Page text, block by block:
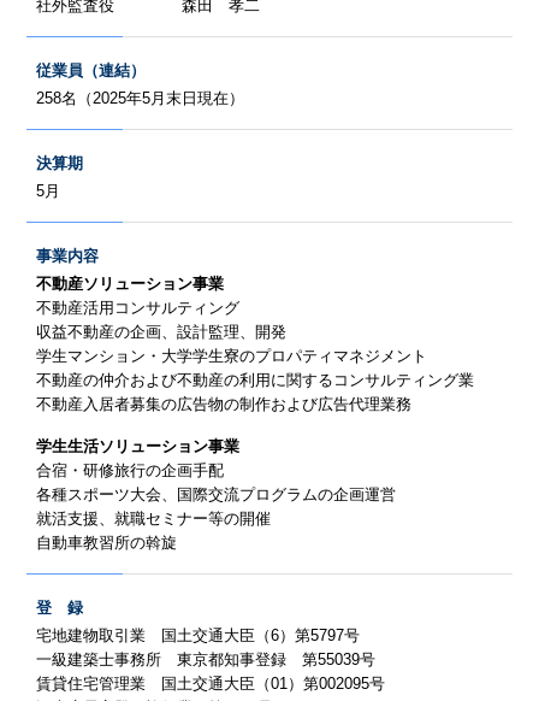
社外監査役
森田 孝二
従業員（連結）
258名（2025年5月末日現在）
決算期
5月
事業内容
不動産ソリューション事業
不動産活用コンサルティング
収益不動産の企画、設計監理、開発
学生マンション・大学学生寮のプロパティマネジメント
不動産の仲介および不動産の利用に関するコンサルティング業
不動産入居者募集の広告物の制作および広告代理業務
学生生活ソリューション事業
合宿・研修旅行の企画手配
各種スポーツ大会、国際交流プログラムの企画運営
就活支援、就職セミナー等の開催
自動車教習所の斡旋
登 録
宅地建物取引業 国土交通大臣（6）第5797号
一級建築士事務所 東京都知事登録 第55039号
賃貸住宅管理業 国土交通大臣（01）第002095号